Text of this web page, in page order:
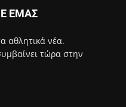
ΕΜΑΣ
αθλητικά νέα.
τώρα στην